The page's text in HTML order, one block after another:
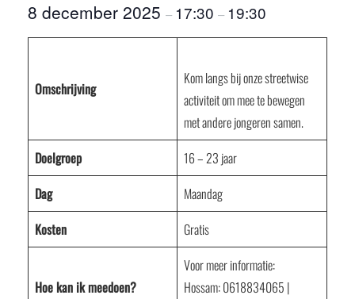
8 december 2025 – 17:30 – 19:30
Omschrijving
Kom langs bij onze streetwise
activiteit om mee te bewegen
met andere jongeren samen.
Doelgroep
16 – 23 jaar
Dag
Maandag
Kosten
Gratis
Hoe kan ik meedoen?
Voor meer informatie:
Hossam: 0618834065 |